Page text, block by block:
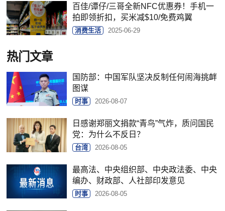
百佳/谭仔/三哥全新NFC优惠券！手机一
拍即领折扣，买米减$10/免费鸡翼
消费生活 2025-06-29
热门文章
国防部：中国军队坚决反制任何闹海挑衅
图谋
时事 2026-08-07
日感谢郑丽文捐款“青鸟”气炸，质问国民
党：为什么不反日？
台湾 2026-08-05
最高法、中央组织部、中央政法委、中央
编办、财政部、人社部印发意见
时事 2026-08-05